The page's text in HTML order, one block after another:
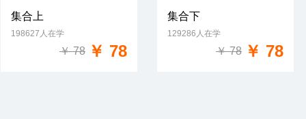
免费试学
集合上
198627人在学
￥ 78 ￥ 78
免费试学
集合下
129286人在学
￥ 78 ￥ 78